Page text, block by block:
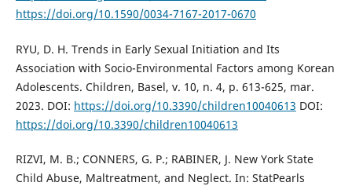
https://doi.org/10.1590/0034-7167-2017-0670
RYU, D. H. Trends in Early Sexual Initiation and Its
Association with Socio-Environmental Factors among Korean
Adolescents. Children, Basel, v. 10, n. 4, p. 613-625, mar.
2023. DOI: https://doi.org/10.3390/children10040613 DOI:
https://doi.org/10.3390/children10040613
RIZVI, M. B.; CONNERS, G. P.; RABINER, J. New York State
Child Abuse, Maltreatment, and Neglect. In: StatPearls